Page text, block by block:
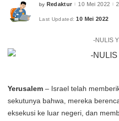
Posted
by Redaktur 10 Mei 2022
Last Updated: 10 Mei 2022
-NULIS
Yerusalem – Israel telah
sekutunya bahwa, mereka
eksekusi ke luar negeri, dan